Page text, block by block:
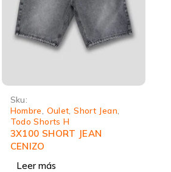
Sku:
Hombre Oulet ,Short Jean
Todo Shorts H
3X100 SHORT JEAN
CENIZO
Leer más